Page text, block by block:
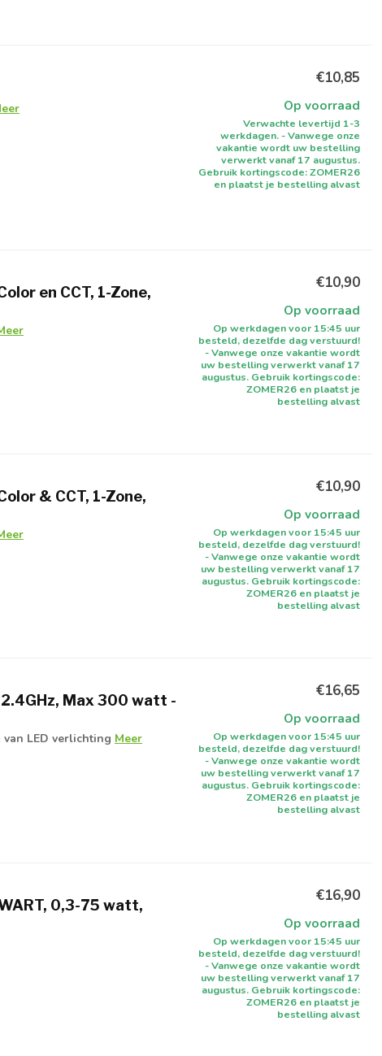
€10,85
Op voorraad
Verwachte levertijd 1-3
werkdagen. - Vanwege onze
vakantie wordt uw bestelling
verwerkt vanaf 17 augustus.
Gebruik kortingscode: ZOMER26
en plaatst je bestelling alvast
en CCT, 1-Zone,
€10,90
Op voorraad
Op werkdagen voor 15:45 uur
besteld, dezelfde dag verstuurd!
- Vanwege onze vakantie wordt
uw bestelling verwerkt vanaf 17
augustus. Gebruik kortingscode:
ZOMER26 en plaatst je
bestelling alvast
& CCT, 1-Zone,
€10,90
Op voorraad
Op werkdagen voor 15:45 uur
besteld, dezelfde dag verstuurd!
- Vanwege onze vakantie wordt
uw bestelling verwerkt vanaf 17
augustus. Gebruik kortingscode:
ZOMER26 en plaatst je
bestelling alvast
Max 300 watt -
LED verlichting Meer
€16,65
Op voorraad
Op werkdagen voor 15:45 uur
besteld, dezelfde dag verstuurd!
- Vanwege onze vakantie wordt
uw bestelling verwerkt vanaf 17
augustus. Gebruik kortingscode:
ZOMER26 en plaatst je
bestelling alvast
0,3-75 watt,
€16,90
Op voorraad
Op werkdagen voor 15:45 uur
besteld, dezelfde dag verstuurd!
- Vanwege onze vakantie wordt
uw bestelling verwerkt vanaf 17
augustus. Gebruik kortingscode:
ZOMER26 en plaatst je
bestelling alvast